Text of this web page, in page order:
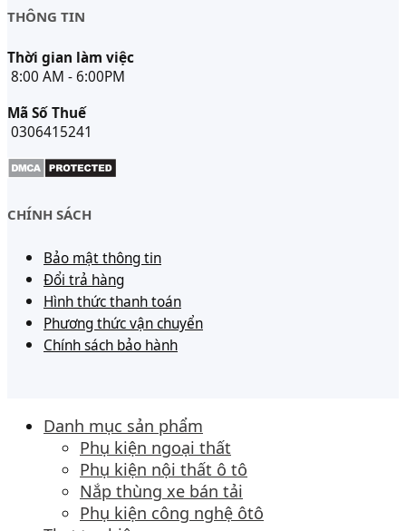
THÔNG TIN
Thời gian làm việc
8:00 AM - 6:00PM
Mã Số Thuế
0306415241
CHÍNH SÁCH
Bảo mật thông tin
Đổi trả hàng
Hình thức thanh toán
Phương thức vận chuyển
Chính sách bảo hành
Danh mục sản phẩm
Phụ kiện ngoại thất
Phụ kiện nội thất ô tô
Nắp thùng xe bán tải
Phụ kiện công nghệ ôtô